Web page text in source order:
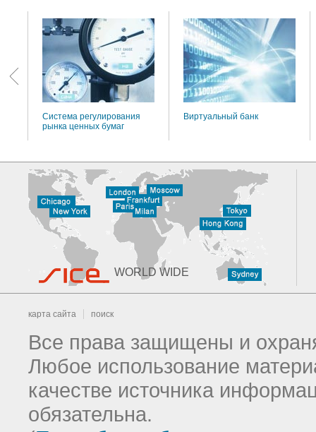
Система регулирования
рынка ценных бумаг
Виртуальный банк
WORLD WIDE
карта сайта поиск
Все права защищены и
Любое использование
качестве источника
обязательна.